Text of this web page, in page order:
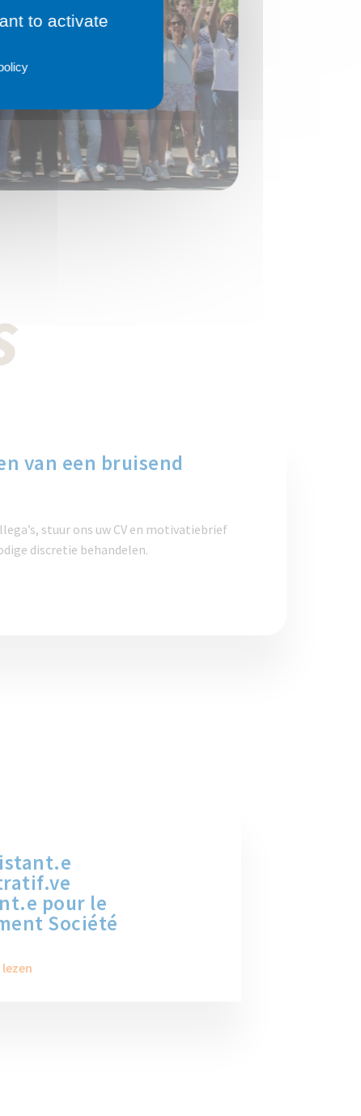
van een bruisend
stuur ons uw CV en motivatiebrief
discretie behandelen.
pour le
Société
lezen
to activate